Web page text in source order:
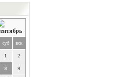
суб вск
1 2
8 9